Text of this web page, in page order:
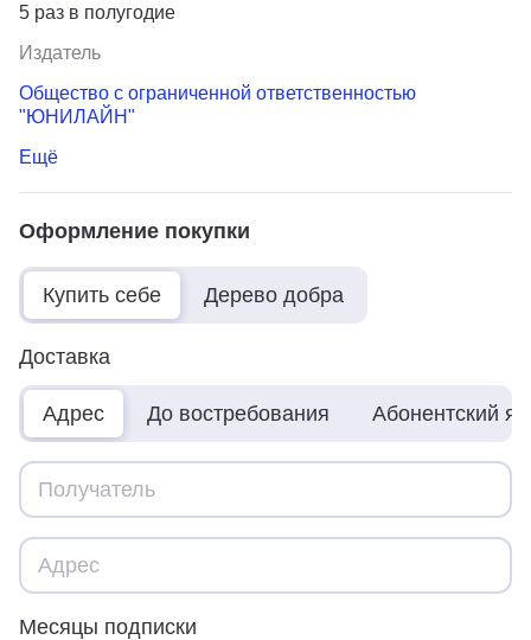
5 раз в полугодие
Издатель
Общество с ограниченной ответственностью
"ЮНИЛАЙН"
Ещё
Оформление покупки
Купить себе Дерево добра
Доставка
Адрес До востребования Абонентский
Месяцы подписки